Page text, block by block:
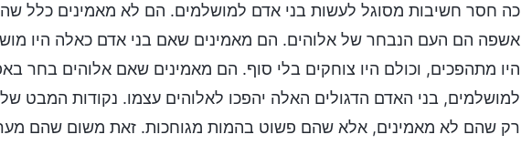
כה חסר חשיבות מסוגל לעשות בני אדם למושלמים. הם לא מאמינים כלל
אשפה הם העם הנבחר של אלוהים. הם מאמינים שאם בני אדם כאלה היו
היו מתהפכים, וכולם היו צוחקים בלי סוף. הם מאמינים שאם אלוהים בחר
למושלמים, בני האדם הדגולים האלה יהפכו לאלוהים עצמו. נקודות המבט
רק שהם לא מאמינים, אלא שהם פשוט בהמות מגוחכות. זאת משום שהם